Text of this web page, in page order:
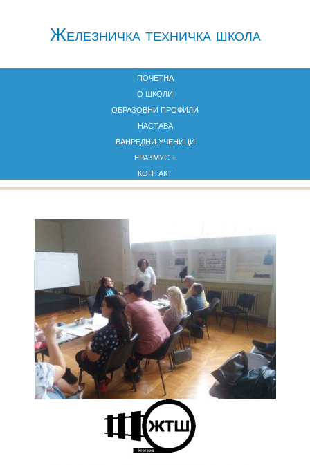
Железничкa техничка школа
ПОЧЕТНА
О ШКОЛИ
ОБРАЗОВНИ ПРОФИЛИ
НАСТАВА
ВАНРЕДНИ УЧЕНИЦИ
ЕРАЗМУС +
КОНТАКТ
компанија